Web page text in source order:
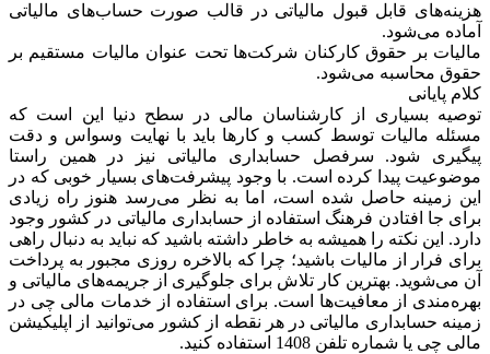
هزینه‌های قابل قبول مالیاتی در قالب صورت حساب‌های مالیاتی
آماده می‌شود.
مالیات بر حقوق کارکنان شرکت‌ها تحت عنوان مالیات مستقیم بر
حقوق محاسبه می‌شود.
کلام پایانی
توصیه بسیاری از کارشناسان مالی در سطح دنیا این است که
مسئله مالیات توسط کسب و کارها باید با نهایت وسواس و دقت
پیگیری شود. سرفصل حسابداری مالیاتی نیز در همین راستا
موضوعیت پیدا کرده است. با وجود پیشرفت‌های بسیار خوبی که در
این زمینه حاصل شده است، اما به نظر می‌رسد هنوز راه زیادی
برای جا افتادن فرهنگ استفاده از حسابداری مالیاتی در کشور وجود
دارد. این نکته را همیشه به خاطر داشته باشید که نباید به دنبال راهی
برای فرار از مالیات باشید؛ چرا که بالاخره روزی مجبور به پرداخت
آن می‌شوید. بهترین کار تلاش برای جلوگیری از جریمه‌های مالیاتی و
بهره‌مندی از معافیت‌ها است. برای استفاده از خدمات مالی چی در
زمینه حسابداری مالیاتی در هر نقطه از کشور می‌توانید از اپلیکیشن
مالی چی یا شماره تلفن 1408 استفاده کنید.